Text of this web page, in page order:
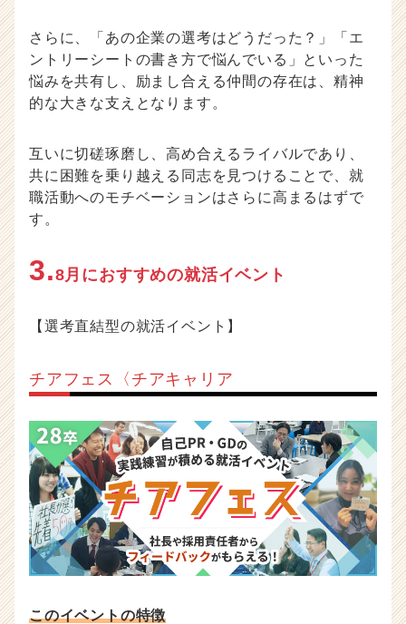
さらに、「あの企業の選考はどうだった？」「エ
ントリーシートの書き方で悩んでいる」といった
悩みを共有し、励まし合える仲間の存在は、精神
的な大きな支えとなります。
互いに切磋琢磨し、高め合えるライバルであり、
共に困難を乗り越える同志を見つけることで、就
職活動へのモチベーションはさらに高まるはずで
す。
3.8月におすすめの就活イベント
【選考直結型の就活イベント】
チアフェス〈チアキャリア
このイベントの特徴